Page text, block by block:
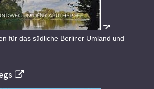
für das südliche Berliner Umland und